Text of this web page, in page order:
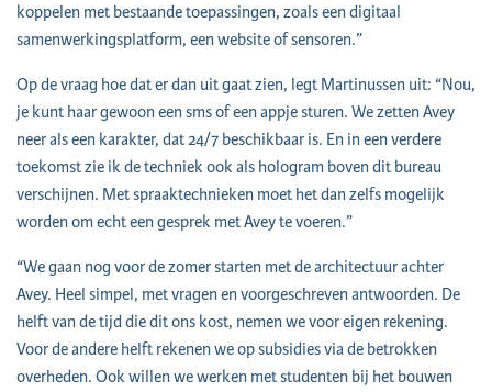
koppelen met bestaande toepassingen, zoals een digitaal
samenwerkingsplatform, een website of sensoren.”
Op de vraag hoe dat er dan uit gaat zien, legt Martinussen uit: “Nou,
je kunt haar gewoon een sms of een appje sturen. We zetten Avey
neer als een karakter, dat 24/7 beschikbaar is. En in een verdere
toekomst zie ik de techniek ook als hologram boven dit bureau
verschijnen. Met spraaktechnieken moet het dan zelfs mogelijk
worden om echt een gesprek met Avey te voeren.”
“We gaan nog voor de zomer starten met de architectuur achter
Avey. Heel simpel, met vragen en voorgeschreven antwoorden. De
helft van de tijd die dit ons kost, nemen we voor eigen rekening.
Voor de andere helft rekenen we op subsidies via de betrokken
overheden. Ook willen we werken met studenten bij het bouwen